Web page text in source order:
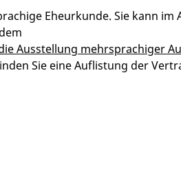
Eheurkunde. Sie kann im
Ausstellung mehrsprachiger
Sie eine Auflistung der